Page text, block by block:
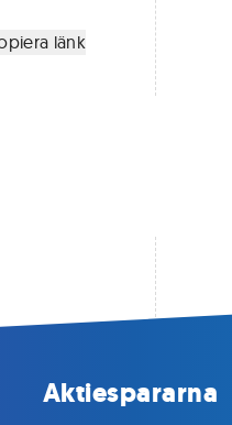
länk
Aktiespararna